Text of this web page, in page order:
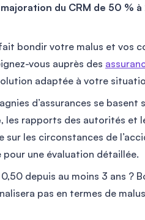
majoration du CRM de 50 %
bondir votre malus et vos
vous auprès des
adaptée à votre
d’assurances se basent
, les rapports des autorités et
sur les circonstances de
une évaluation détaillée.
depuis au moins 3 ans ?
pas en termes de